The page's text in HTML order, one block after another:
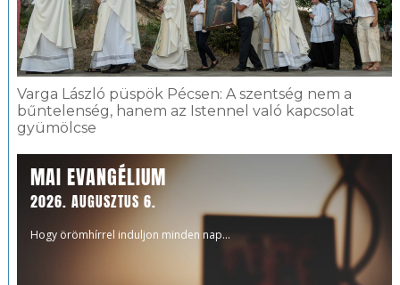
Varga László püspök Pécsen: A szentség nem a
bűntelenség, hanem az Istennel való kapcsolat
gyümölcse
MAI EVANGÉLIUM
2026. AUGUSZTUS 6.
Hogy örömhírrel induljon minden nap...